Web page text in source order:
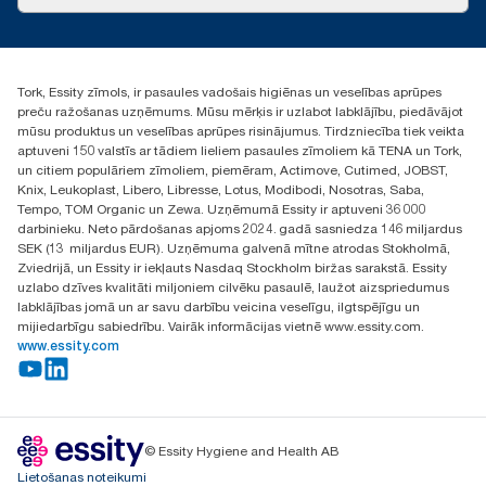
+371 29141799
Atrast izplatītāju
Ulbrokas street 19A
Riga, Latvija
LV-1028
Tork, Essity zīmols, ir pasaules vadošais higiēnas un veselības aprūpes
preču ražošanas uzņēmums. Mūsu mērķis ir uzlabot labklājību, piedāvājot
mūsu produktus un veselības aprūpes risinājumus. Tirdzniecība tiek veikta
aptuveni 150 valstīs ar tādiem lieliem pasaules zīmoliem kā TENA un Tork,
un citiem populāriem zīmoliem, piemēram, Actimove, Cutimed, JOBST,
Knix, Leukoplast, Libero, Libresse, Lotus, Modibodi, Nosotras, Saba,
Tempo, TOM Organic un Zewa. Uzņēmumā Essity ir aptuveni 36 000
darbinieku. Neto pārdošanas apjoms 2024. gadā sasniedza 146 miljardus
SEK (13 miljardus EUR). Uzņēmuma galvenā mītne atrodas Stokholmā,
Zviedrijā, un Essity ir iekļauts Nasdaq Stockholm biržas sarakstā. Essity
uzlabo dzīves kvalitāti miljoniem cilvēku pasaulē, laužot aizspriedumus
labklājības jomā un ar savu darbību veicina veselīgu, ilgtspējīgu un
mijiedarbīgu sabiedrību. Vairāk informācijas vietnē www.essity.com.
www.essity.com
© Essity Hygiene and Health AB
Lietošanas noteikumi